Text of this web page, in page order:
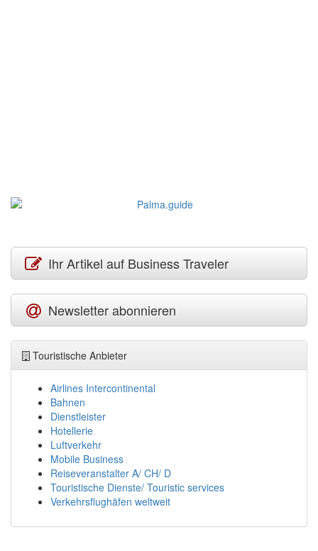
Ihr Artikel auf Business Traveler
Newsletter abonnieren
Touristische Anbieter
Airlines Intercontinental
Bahnen
Dienstleister
Hotellerie
Luftverkehr
Mobile Business
Reiseveranstalter A/ CH/ D
Touristische Dienste/ Touristic services
Verkehrsflughäfen weltweit